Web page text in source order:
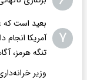
۷
بعید است که
آمریکا انجام
تنگه هرمز،